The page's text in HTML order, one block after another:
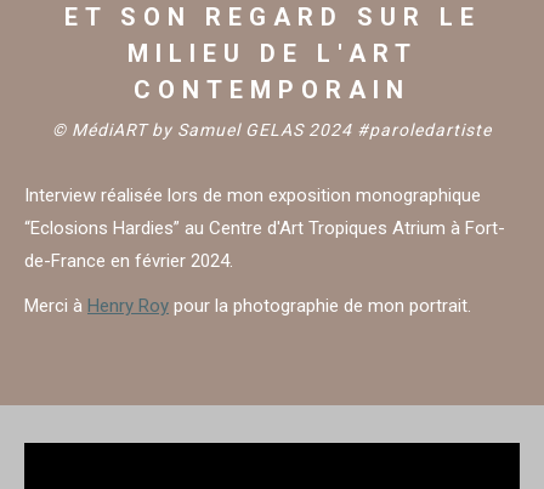
ET SON REGARD SUR LE
MILIEU DE L'ART
CONTEMPORAIN
© MédiART by Samuel GELAS 2024 #paroledartiste
Interview réalisée lors de mon exposition monographique
“Eclosions Hardies” au Centre d'Art Tropiques Atrium à Fort-
de-France en février 2024.
Merci à Henry Roy pour la photographie de mon portrait.